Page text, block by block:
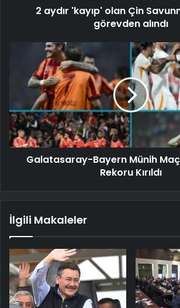
2 aydır 'kayıp' olan Çin
görevden alındı
Galatasaray-Bayern Münih
Rekoru Kırıldı
İlgili Makaleler